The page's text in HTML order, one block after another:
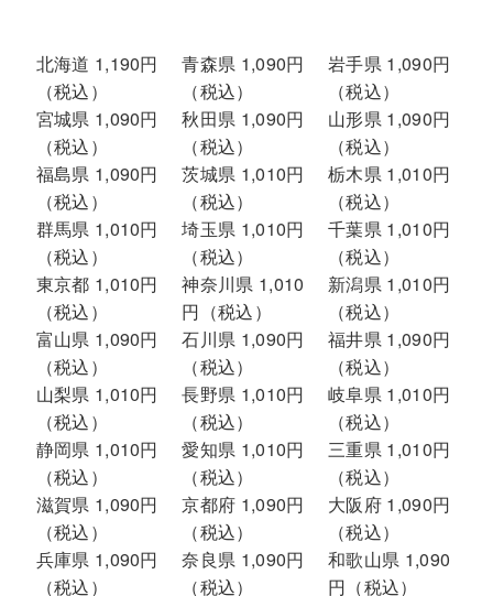
北海道 1,190円
（税込）
青森県 1,090円
（税込）
岩手県 1,090円
（税込）
宮城県 1,090円
（税込）
秋田県 1,090円
（税込）
山形県 1,090円
（税込）
福島県 1,090円
（税込）
茨城県 1,010円
（税込）
栃木県 1,010円
（税込）
群馬県 1,010円
（税込）
埼玉県 1,010円
（税込）
千葉県 1,010円
（税込）
東京都 1,010円
（税込）
神奈川県 1,010
円（税込）
新潟県 1,010円
（税込）
富山県 1,090円
（税込）
石川県 1,090円
（税込）
福井県 1,090円
（税込）
山梨県 1,010円
（税込）
長野県 1,010円
（税込）
岐阜県 1,010円
（税込）
静岡県 1,010円
（税込）
愛知県 1,010円
（税込）
三重県 1,010円
（税込）
滋賀県 1,090円
（税込）
京都府 1,090円
（税込）
大阪府 1,090円
（税込）
兵庫県 1,090円
（税込）
奈良県 1,090円
（税込）
和歌山県 1,090
円（税込）